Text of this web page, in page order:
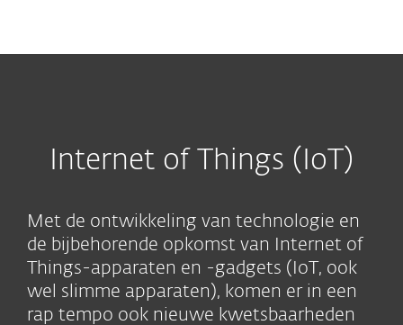
Internet of Things (IoT)
Met de ontwikkeling van technologie en
de bijbehorende opkomst van Internet of
Things-apparaten en -gadgets (IoT, ook
wel slimme apparaten), komen er in een
rap tempo ook nieuwe kwetsbaarheden